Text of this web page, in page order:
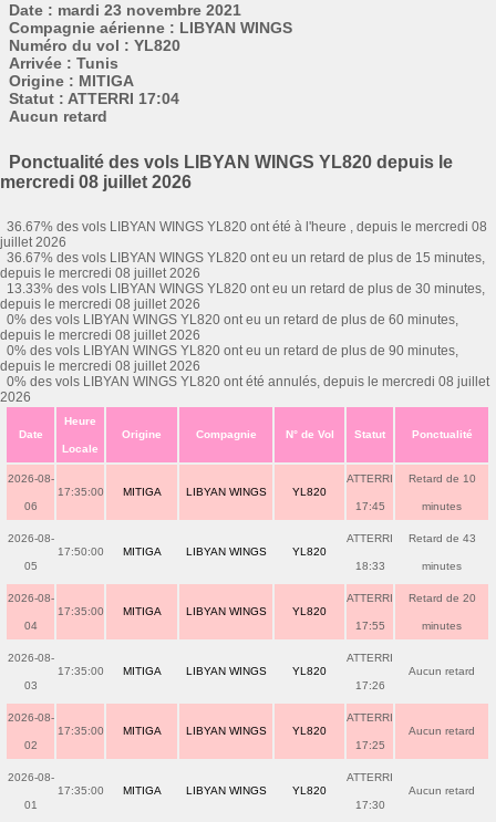
Date : mardi 23 novembre 2021
Compagnie aérienne : LIBYAN WINGS
Numéro du vol : YL820
Arrivée : Tunis
Origine : MITIGA
Statut : ATTERRI 17:04
Aucun retard
Ponctualité des vols LIBYAN WINGS YL820 depuis le
mercredi 08 juillet 2026
36.67% des vols LIBYAN WINGS YL820 ont été à l'heure , depuis le mercredi 08
juillet 2026
36.67% des vols LIBYAN WINGS YL820 ont eu un retard de plus de 15 minutes,
depuis le mercredi 08 juillet 2026
13.33% des vols LIBYAN WINGS YL820 ont eu un retard de plus de 30 minutes,
depuis le mercredi 08 juillet 2026
0% des vols LIBYAN WINGS YL820 ont eu un retard de plus de 60 minutes,
depuis le mercredi 08 juillet 2026
0% des vols LIBYAN WINGS YL820 ont eu un retard de plus de 90 minutes,
depuis le mercredi 08 juillet 2026
0% des vols LIBYAN WINGS YL820 ont été annulés, depuis le mercredi 08 juillet
2026
Date
Heure
Locale
Origine Compagnie N° de Vol Statut Ponctualité
2026-08-
06
17:35:00 MITIGA LIBYAN WINGS YL820
ATTERRI
17:45
Retard de 10
minutes
2026-08-
05
17:50:00 MITIGA LIBYAN WINGS YL820
ATTERRI
18:33
Retard de 43
minutes
2026-08-
04
17:35:00 MITIGA LIBYAN WINGS YL820
ATTERRI
17:55
Retard de 20
minutes
2026-08-
03
17:35:00 MITIGA LIBYAN WINGS YL820
ATTERRI
17:26
Aucun retard
2026-08-
02
17:35:00 MITIGA LIBYAN WINGS YL820
ATTERRI
17:25
Aucun retard
2026-08-
01
17:35:00 MITIGA LIBYAN WINGS YL820
ATTERRI
17:30
Aucun retard